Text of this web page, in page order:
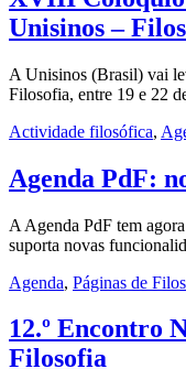
Unisinos –
A Unisinos (Brasil) vai
Filosofia, entre 19 e 22
Actividade filosófica,
Agenda PdF:
A Agenda PdF tem
suporta novas
Agenda, Páginas de
12.º Encontro
Filosofia